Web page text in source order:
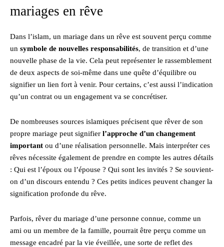
mariages en rêve
Dans l’islam, un mariage dans un rêve est souvent perçu comme
un symbole de nouvelles responsabilités, de transition et d’une
nouvelle phase de la vie. Cela peut représenter le rassemblement
de deux aspects de soi-même dans une quête d’équilibre ou
signifier un lien fort à venir. Pour certains, c’est aussi l’indication
qu’un contrat ou un engagement va se concrétiser.
De nombreuses sources islamiques précisent que rêver de son
propre mariage peut signifier l’approche d’un changement
important ou d’une réalisation personnelle. Mais interpréter ces
rêves nécessite également de prendre en compte les autres détails
: Qui est l’époux ou l’épouse ? Qui sont les invités ? Se souvient-
on d’un discours entendu ? Ces petits indices peuvent changer la
signification profonde du rêve.
Parfois, rêver du mariage d’une personne connue, comme un
ami ou un membre de la famille, pourrait être perçu comme un
message encadré par la vie éveillée, une sorte de reflet des